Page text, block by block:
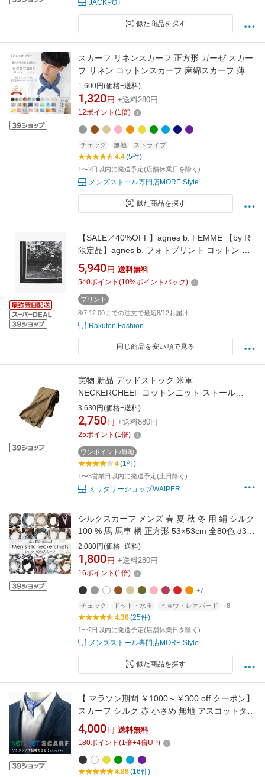
JACKPOT
似た商品を探す
スカーフ リネンスカーフ 正方形 ガーゼ スカー
フ リネン コットンスカーフ 麻綿スカーフ 薄手
スカーフ 春夏スカーフ 春 夏 秋 薄手 リネン ス
トール 麻 綿 無地 uv メンズ スカーフ 父の日 誕
生日 プレゼント ギフト ラッピング不可
1,600円(価格+送料)
1,320 円 +送料280円
12ポイント (1倍)
チェック 無地 ストライプ
4.4(5件)
1〜2日以内に発送予定(店舗休業日を除く)
メンズストール専門店MORE Style
似た商品を探す
【SALE／40%OFF】agnes b. FEMME 【by R
限定品】agnes b. フォトプリント コットン バ
ンダナ "Sakura" アニエスベー ファッション雑
貨 スカーフ・バンダナ【送料無料】
5,940 円 送料無料
540ポイント (10%ポイントバック)
プリント
8/7 12:00までの注文で最短8/12お届け
Rakuten Fashion
同じ商品を安い順で見る
実物 新品 デッドストック 米軍
NECKERCHEEF コットンニット ストール
PATTERN【B】【クーポン対象外】【I】｜マフ
ラー ネッカチーフ ミリタリー メンズ レディー
ス アメカジ アウトドア サバゲー 軍放出品 ユニ
3,630円(価格+送料)
2,750 円 +送料880円
25ポイント (1倍)
ワンポイント/無地
4(1件)
1〜3営業日以内に発送予定(土日除く)
ミリタリーショップWAIPER
シルクスカーフ メンズ 春 夏 秋 冬 用 絹 シルク
100 % 馬 馬車 柄 正方形 53×53cm 全80色 d3
プレゼント ギフト 夏用ストール uv 接触冷感
日焼け対策 首 uvカット冷房対策ラッピング不
可
2,080円(価格+送料)
1,800 円 +送料280円
16ポイント (1倍)
+7
チェック ドット・水玉 ヒョウ・レオパード +8
4.36(25件)
1〜2日以内に発送予定(店舗休業日を除く)
メンズストール専門店MORE Style
似た商品を探す
【 マラソン期間 ￥1000～￥300 off クーポン】
スカーフ シルク 赤 小さめ 無地 アスコットタイ
ワンタッチアスコットタイ スカーフ ワンタッ
チ100％ プレゼント おしゃれ 簡単装着 男女兼
用 結婚式 レディース メンズ 誕生日 お祝い 旅
行 上品 時短 便利
4,000 円 送料無料
180ポイント (1倍+4倍UP)
4.88(16件)